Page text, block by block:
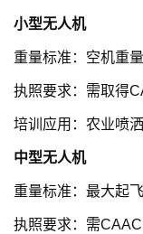
小型无人机
重量标准：空机重
执照要求：需取得
培训应用：农业喷
中型无人机
重量标准：最大起
执照要求：需